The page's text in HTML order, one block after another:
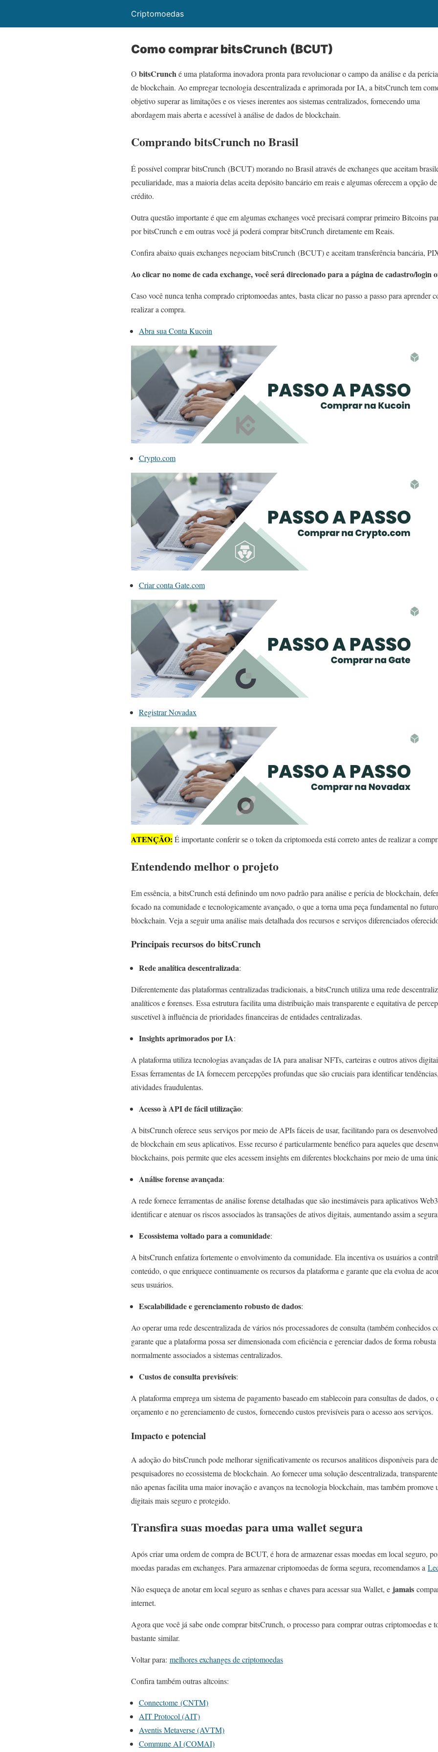
Criptomoedas
Como comprar bitsCrunch (BCUT)
O bitsCrunché uma plataforma inovadora pronta para revolucionar o campo da análise e da perícia
de blockchain. Ao empregar tecnologia descentralizada e aprimorada por IA, a bitsCrunch tem
objetivo superar as limitações e os vieses inerentes aos sistemas centralizados, fornecendo uma
abordagem mais aberta e acessível à análise de dados de blockchain.
Comprando bitsCrunch no Brasil
É possível comprar bitsCrunch (BCUT) morando no Brasil através de exchanges que aceitam
peculiaridade, mas a maioria delas aceita depósito bancário em reais e algumas oferecem a opção
crédito.
Outra questão importante é que em algumas exchanges você precisará comprar primeiro Bitcoins
por bitsCrunch e em outras você já poderá comprar bitsCrunch diretamente em Reais.
Confira abaixo quais exchanges negociam bitsCrunch (BCUT) e aceitam transferência bancária,
Ao clicar no nome de cada exchange, você será direcionado para a página de cadastro/login
Caso você nunca tenha comprado criptomoedas antes, basta clicar no passo a passo para aprender
realizar a compra.
Abra sua Conta Kucoin
Crypto.com
Criar conta Gate.com
Registrar Novadax
ATENÇÃO: É importante conferir se o token da criptomoeda está correto antes de realizar a
Entendendo melhor o projeto
Em essência, a bitsCrunch está definindo um novo padrão para análise e perícia de blockchain,
focado na comunidade e tecnologicamente avançado, o que a torna uma peça fundamental no
blockchain. Veja a seguir uma análise mais detalhada dos recursos e serviços diferenciados
Principais recursos do bitsCrunch
Rede analítica descentralizada:
Diferentemente das plataformas centralizadas tradicionais, a bitsCrunch utiliza uma rede
analíticos e forenses. Essa estrutura facilita uma distribuição mais transparente e equitativa de
suscetível à influência de prioridades financeiras de entidades centralizadas.
Insights aprimorados por IA:
A plataforma utiliza tecnologias avançadas de IA para analisar NFTs, carteiras e outros ativos
Essas ferramentas de IA fornecem percepções profundas que são cruciais para identificar
atividades fraudulentas.
Acesso à API de fácil utilização:
A bitsCrunch oferece seus serviços por meio de APIs fáceis de usar, facilitando para os
de blockchain em seus aplicativos. Esse recurso é particularmente benéfico para aqueles que
blockchains, pois permite que eles acessem insights em diferentes blockchains por meio de uma
Análise forense avançada:
A rede fornece ferramentas de análise forense detalhadas que são inestimáveis para aplicativos
identificar e atenuar os riscos associados às transações de ativos digitais, aumentando assim a
Ecossistema voltado para a comunidade:
A bitsCrunch enfatiza fortemente o envolvimento da comunidade. Ela incentiva os usuários a
conteúdo, o que enriquece continuamente os recursos da plataforma e garante que ela evolua de
seus usuários.
Escalabilidade e gerenciamento robusto de dados:
Ao operar uma rede descentralizada de vários nós processadores de consulta (também conhecidos
garante que a plataforma possa ser dimensionada com eficiência e gerenciar dados de forma
normalmente associados a sistemas centralizados.
Custos de consulta previsíveis:
A plataforma emprega um sistema de pagamento baseado em stablecoin para consultas de dados, o
orçamento e no gerenciamento de custos, fornecendo custos previsíveis para o acesso aos serviços.
Impacto e potencial
A adoção do bitsCrunch pode melhorar significativamente os recursos analíticos disponíveis para
pesquisadores no ecossistema de blockchain. Ao fornecer uma solução descentralizada,
não apenas facilita uma maior inovação e avanços na tecnologia blockchain, mas também promove
digitais mais seguro e protegido.
Transfira suas moedas para uma wallet segura
Após criar uma ordem de compra de BCUT, é hora de armazenar essas moedas em local seguro,
moedas paradas em exchanges. Para armazenar criptomoedas de forma segura, recomendamos a
Não esqueça de anotar em local seguro as senhas e chaves para acessar sua Wallet, e jamais
internet.
Agora que você já sabe onde comprar bitsCrunch, o processo para comprar outras criptomoedas e
bastante similar.
Voltar para: melhores exchanges de criptomoedas
Confira também outras altcoins:
Connectome (CNTM)
AIT Protocol (AIT)
Aventis Metaverse (AVTM)
Commune AI (COMAI)